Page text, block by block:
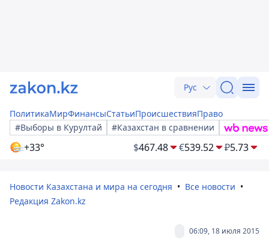
Рус
ПолитикаМирФинансыСтатьиПроисшествияПраво
#Выборы в Курултай
#Казахстан в сравнении
+33° $467.48 €539.52 ₽5.73
Новости Казахстана и мира на сегодня
Все новости
Редакция Zakon.kz
06:09, 18 июля 2015